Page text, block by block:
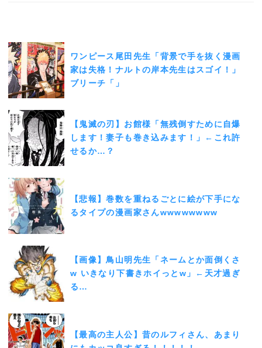
ワンピース尾田先生「背景で手を抜く漫画
家は失格！ナルトの岸本先生はスゴイ！」
ブリーチ「」
【鬼滅の刃】お館様「無残倒すために自爆
します！妻子も巻き込みます！」←これ許
せるか…？
【悲報】巻数を重ねるごとに絵が下手にな
るタイプの漫画家さんwwwwwwww
【画像】鳥山明先生「ネームとか面倒くさ
w いきなり下書きホイっとw」←天才過ぎ
る…
【最高の主人公】昔のルフィさん、あまり